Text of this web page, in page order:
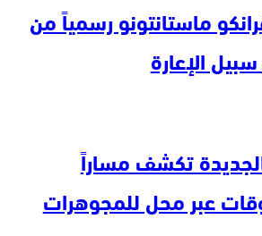
ماستانتونو رسمياً من
الإعارة
تكشف مساراً
عبر محل للمجوهرات